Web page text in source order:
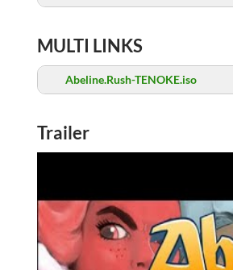
MULTI LINKS
Abeline.Rush-TENOKE.iso
Trailer